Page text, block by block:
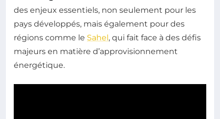
des enjeux essentiels, non seulement pour les
pays développés, mais également pour des
régions comme le Sahel, qui fait face à des défis
majeurs en matière d’approvisionnement
énergétique.